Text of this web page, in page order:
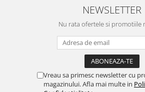
NEWSLETTER
Nu rata ofertele si promotiile
Vreau sa primesc newsletter cu
magazinului. Afla mai multe in